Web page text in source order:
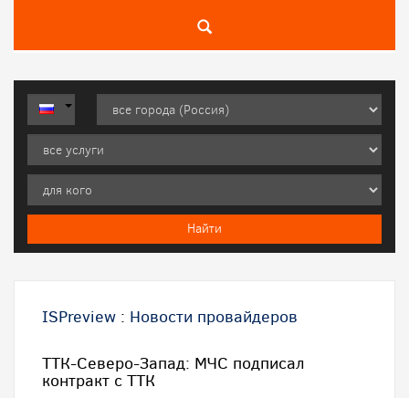
ISPreview : Новости провайдеров
ТТК-Северо-Запад: МЧС подписал
контракт с ТТК